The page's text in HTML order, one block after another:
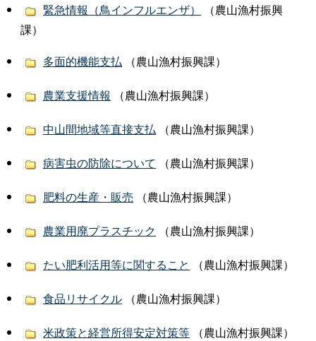
緊急情報（鳥インフルエンザ）
（農山漁村振興
課）
多面的機能支払（農山漁村振興課）
農業支援情報 （農山漁村振興課）
中山間地域等直接支払（農山漁村振興課）
病害虫の防除について （農山漁村振興課）
肥料の生産・販売 （農山漁村振興課）
農業用廃プラスチック （農山漁村振興課）
たい肥利活用等に関すること （農山漁村振興課）
食品リサイクル（農山漁村振興課）
米政策と経営所得安定対策等（農山漁村振興課）